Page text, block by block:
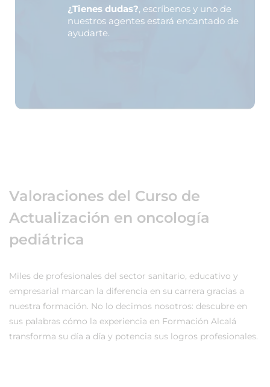
¿Tienes dudas?, escríbenos y uno de
nuestros agentes estará encantado de
ayudarte.
Valoraciones del Curso de
Actualización en oncología
pediátrica
Miles de profesionales del sector sanitario, educativo y
empresarial marcan la diferencia en su carrera gracias a
nuestra formación. No lo decimos nosotros: descubre en
sus palabras cómo la experiencia en Formación Alcalá
transforma su día a día y potencia sus logros profesionales.